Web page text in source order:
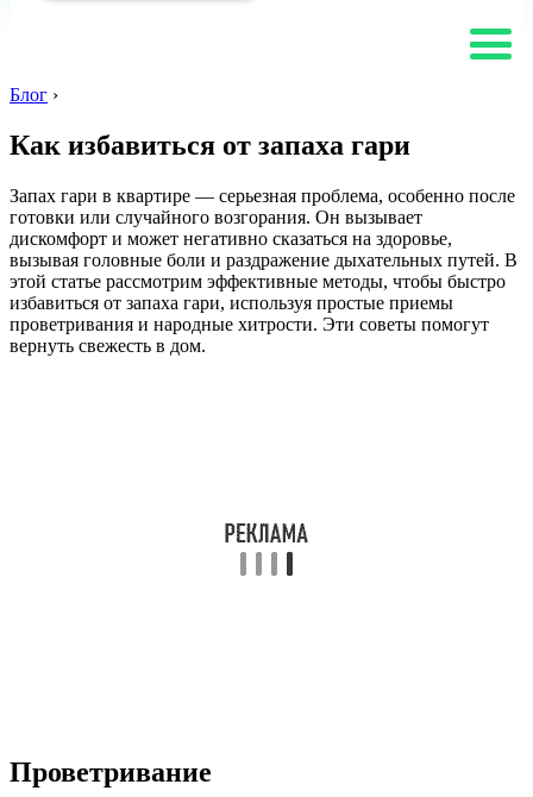
Блог ›
Как избавиться от запаха гари
Запах гари в квартире — серьезная проблема, особенно после
готовки или случайного возгорания. Он вызывает
дискомфорт и может негативно сказаться на здоровье,
вызывая головные боли и раздражение дыхательных путей. В
этой статье рассмотрим эффективные методы, чтобы быстро
избавиться от запаха гари, используя простые приемы
проветривания и народные хитрости. Эти советы помогут
вернуть свежесть в дом.
Проветривание